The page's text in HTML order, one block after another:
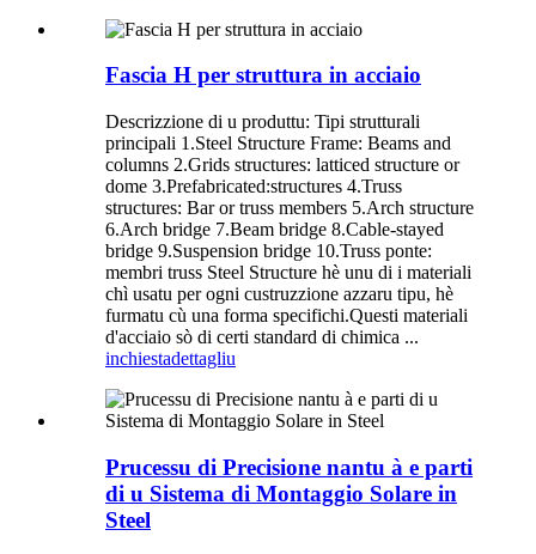
Fascia H per struttura in acciaio
Descrizzione di u produttu: Tipi strutturali
principali 1.Steel Structure Frame: Beams and
columns 2.Grids structures: latticed structure or
dome 3.Prefabricated:structures 4.Truss
structures: Bar or truss members 5.Arch structure
6.Arch bridge 7.Beam bridge 8.Cable-stayed
bridge 9.Suspension bridge 10.Truss ponte:
membri truss Steel Structure hè unu di i materiali
chì usatu per ogni custruzzione azzaru tipu, hè
furmatu cù una forma specifichi.Questi materiali
d'acciaio sò di certi standard di chimica ...
inchiestadettagliu
Prucessu di Precisione nantu à e parti
di u Sistema di Montaggio Solare in
Steel